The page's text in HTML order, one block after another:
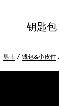
钥匙包
男士 钱包&小皮件